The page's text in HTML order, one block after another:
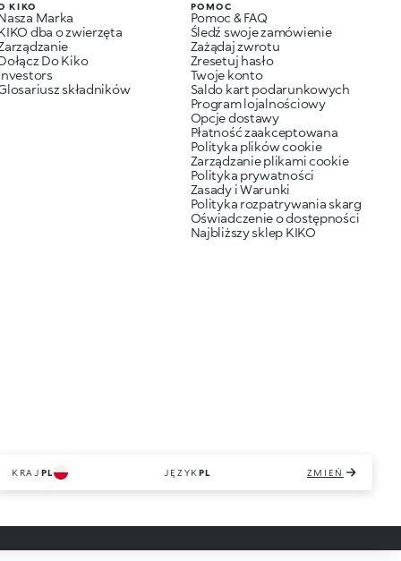
KIKO
Marka
dba o zwierzęta
Do Kiko
składników
POMOC
Pomoc & FAQ
Śledź swoje zamówienie
Zażądaj zwrotu
Zresetuj hasło
Twoje konto
Saldo kart podarunkowych
Program lojalnościowy
Opcje dostawy
Płatność zaakceptowana
Polityka plików cookie
Zarządzanie plikami cookie
Polityka prywatności
Zasady i Warunki
Polityka rozpatrywania skarg
Oświadczenie o dostępności
Najbliższy sklep KIKO
KRAJ PL JĘZYK PL ZMIEŃ